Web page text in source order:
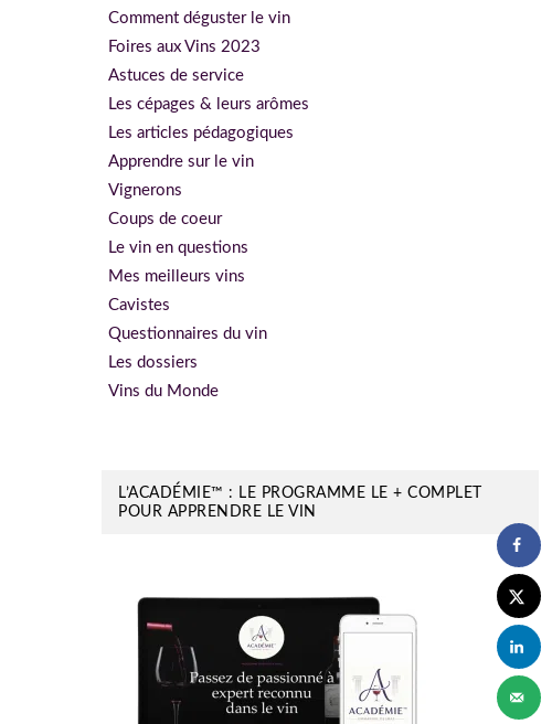
Comment déguster le vin
Foires aux Vins 2023
Astuces de service
Les cépages & leurs arômes
Les articles pédagogiques
Apprendre sur le vin
Vignerons
Coups de coeur
Le vin en questions
Mes meilleurs vins
Cavistes
Questionnaires du vin
Les dossiers
Vins du Monde
L’ACADÉMIE™ : LE PROGRAMME LE + COMPLET
POUR APPRENDRE LE VIN